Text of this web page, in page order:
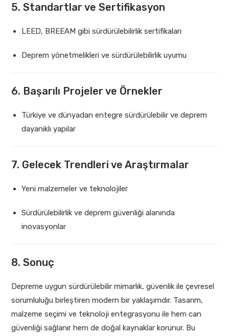
5. Standartlar ve Sertifikasyon
LEED, BREEAM gibi sürdürülebilirlik sertifikaları
Deprem yönetmelikleri ve sürdürülebilirlik uyumu
6. Başarılı Projeler ve Örnekler
Türkiye ve dünyadan entegre sürdürülebilir ve deprem
dayanıklı yapılar
7. Gelecek Trendleri ve Araştırmalar
Yeni malzemeler ve teknolojiler
Sürdürülebilirlik ve deprem güvenliği alanında
inovasyonlar
8. Sonuç
Depreme uygun sürdürülebilir mimarlık, güvenlik ile çevresel
sorumluluğu birleştiren modern bir yaklaşımdır. Tasarım,
malzeme seçimi ve teknoloji entegrasyonu ile hem can
güvenliği sağlanır hem de doğal kaynaklar korunur. Bu